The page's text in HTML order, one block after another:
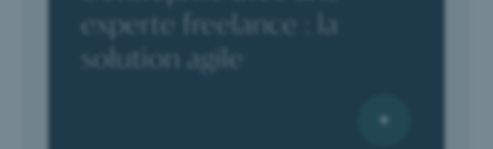
experte freelance : la
solution agile